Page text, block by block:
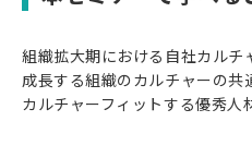
組織拡大期における自社カルチ
成長する組織のカルチャーの共
カルチャーフィットする優秀人